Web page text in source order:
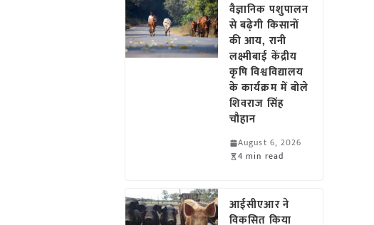
वैज्ञानिक पशुपालन
से बढ़ेगी किसानों
की आय, रानी
लक्ष्मीबाई केंद्रीय
कृषि विश्वविद्यालय
के कार्यक्रम में बोले
शिवराज सिंह
चौहान
August 6, 2026
4 min read
आईसीएआर ने
विकसित किया